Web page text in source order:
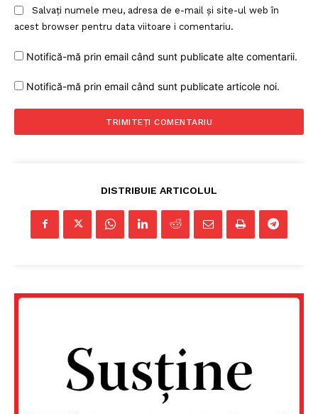
Salvați numele meu, adresa de e-mail și site-ul web în
acest browser pentru data viitoare i comentariu.
Notifică-mă prin email când sunt publicate alte comentarii.
Notifică-mă prin email când sunt publicate articole noi.
DISTRIBUIE ARTICOLUL